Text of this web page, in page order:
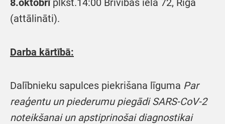
8.oktobrīplkst.14:00 Brīvības ielā 72, Rīgā
(attālināti).
Darba kārtībā:
Dalībnieku sapulces piekrišana līguma Par
reaģentu un piederumu piegādi SARS-CoV-2
noteikšanai un apstiprinošai diagnostikai